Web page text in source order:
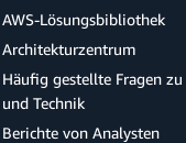
AWS-Lösungsbibliothek
Architekturzentrum
Häufig gestellte Fragen
und Technik
Berichte von Analysten